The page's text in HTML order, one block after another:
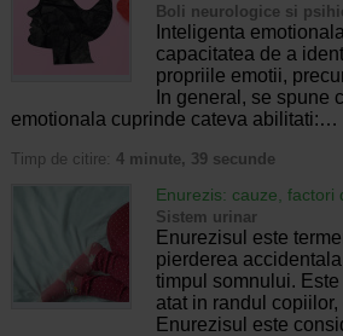
Boli neurologice si
Inteligenta
capacitatea de a
propriile emotii,
In general, se spune
emotionala cuprinde cateva abilitati:…
Timp de citire: 4 minute, 39 secunde
Enurezis: cauze, factori
Sistem urinar
Enurezisul este
pierderea
timpul somnului.
atat in randul
Enurezisul este